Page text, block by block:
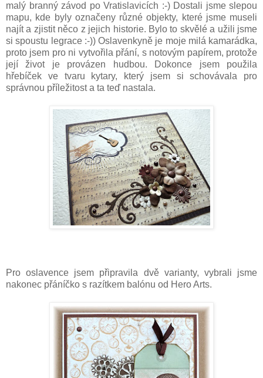
malý branný závod po Vratislavicích :-) Dostali jsme slepou
mapu, kde byly označeny různé objekty, které jsme museli
najít a zjistit něco z jejich historie. Bylo to skvělé a užili jsme
si spoustu legrace :-)) Oslavenkyně je moje milá kamarádka,
proto jsem pro ni vytvořila přání, s notovým papírem, protože
její život je provázen hudbou. Dokonce jsem použila
hřebíček ve tvaru kytary, který jsem si schovávala pro
správnou příležitost a ta teď nastala.
Pro oslavence jsem připravila dvě varianty, vybrali jsme
nakonec přáníčko s razítkem balónu od Hero Arts.